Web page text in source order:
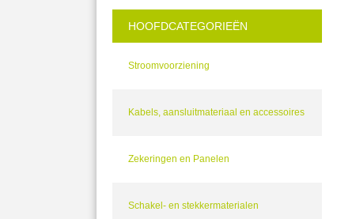
HOOFDCATEGORIEËN
Stroomvoorziening
Kabels, aansluitmateriaal en accessoires
Zekeringen en Panelen
Schakel- en stekkermaterialen